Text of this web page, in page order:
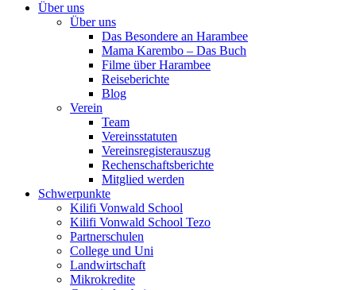
Über uns
Über uns
Das Besondere an Harambee
Mama Karembo – Das Buch
Filme über Harambee
Reiseberichte
Blog
Verein
Team
Vereinsstatuten
Vereinsregisterauszug
Rechenschaftsberichte
Mitglied werden
Schwerpunkte
Kilifi Vonwald School
Kilifi Vonwald School Tezo
Partnerschulen
College und Uni
Landwirtschaft
Mikrokredite